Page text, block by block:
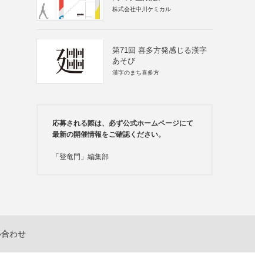
株式会社中川ケミカル
第71回 喜多方発感じる漢字
あそび
漢字のまち喜多方
応募される際は、必ず公式ホームページにて
最新の開催情報をご確認ください。
「登竜門」編集部
わせ